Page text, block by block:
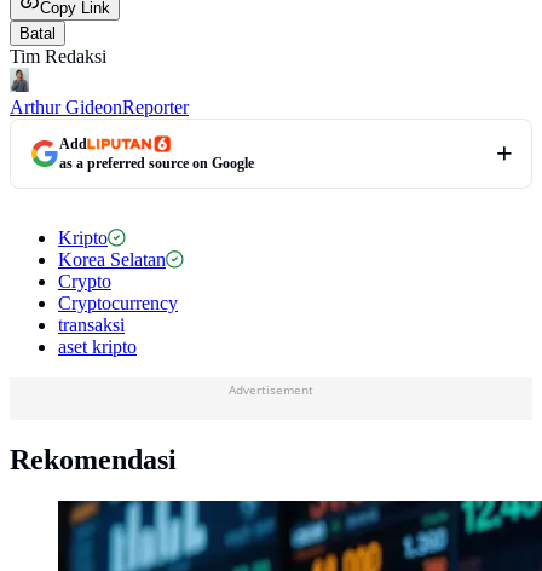
Copy Link
Batal
Tim Redaksi
Arthur GideonReporter
Add
as a preferred source on Google
Kripto
Korea Selatan
Crypto
Cryptocurrency
transaksi
aset kripto
Advertisement
Rekomendasi